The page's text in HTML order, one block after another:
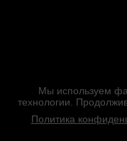
Мы используем
технологии.
Политика